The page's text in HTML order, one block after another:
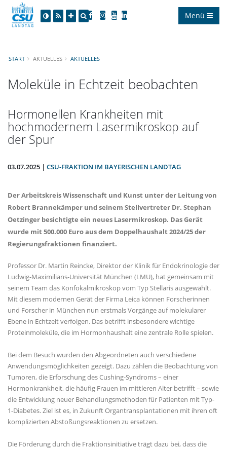
Menü
START AKTUELLES AKTUELLES
Moleküle in Echtzeit beobachten
Hormonellen Krankheiten mit
hochmodernem Lasermikroskop auf
der Spur
03.07.2025 | CSU-FRAKTION IM BAYERISCHEN LANDTAG
Der Arbeitskreis Wissenschaft und Kunst unter der Leitung von
Robert Brannekämper und seinem Stellvertreter Dr. Stephan
Oetzinger besichtigte ein neues Lasermikroskop. Das Gerät
wurde mit 500.000 Euro aus dem Doppelhaushalt 2024/25 der
Regierungsfraktionen finanziert.
Professor Dr. Martin Reincke, Direktor der Klinik für Endokrinologie der
Ludwig-Maximilians-Universität München (LMU), hat gemeinsam mit
seinem Team das Konfokalmikroskop vom Typ Stellaris ausgewählt.
Mit diesem modernen Gerät der Firma Leica können Forscherinnen
und Forscher in München nun erstmals Vorgänge auf molekularer
Ebene in Echtzeit verfolgen. Das betrifft insbesondere wichtige
Proteinmoleküle, die im Hormonhaushalt eine zentrale Rolle spielen.
Bei dem Besuch wurden den Abgeordneten auch verschiedene
Anwendungsmöglichkeiten gezeigt. Dazu zählen die Beobachtung von
Tumoren, die Erforschung des Cushing-Syndroms – einer
Hormonkrankheit, die häufig Frauen im mittleren Alter betrifft – sowie
die Entwicklung neuer Behandlungsmethoden für Patienten mit Typ-
1-Diabetes. Ziel ist es, in Zukunft Organtransplantationen mit ihren oft
komplizierten Abstoßungsreaktionen zu ersetzen.
Die Förderung durch die Fraktionsinitiative trägt dazu bei, dass die